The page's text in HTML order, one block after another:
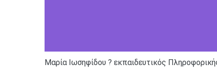
Μαρία Ιωσηφίδου ? εκπαιδευτικός